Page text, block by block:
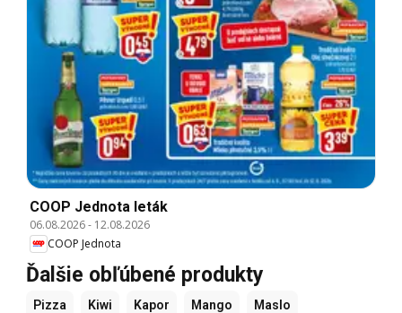
COOP Jednota leták
06.08.2026- 12.08.2026
COOP Jednota
Ďalšie obľúbené produkty
Pizza Kiwi Kapor Mango Maslo